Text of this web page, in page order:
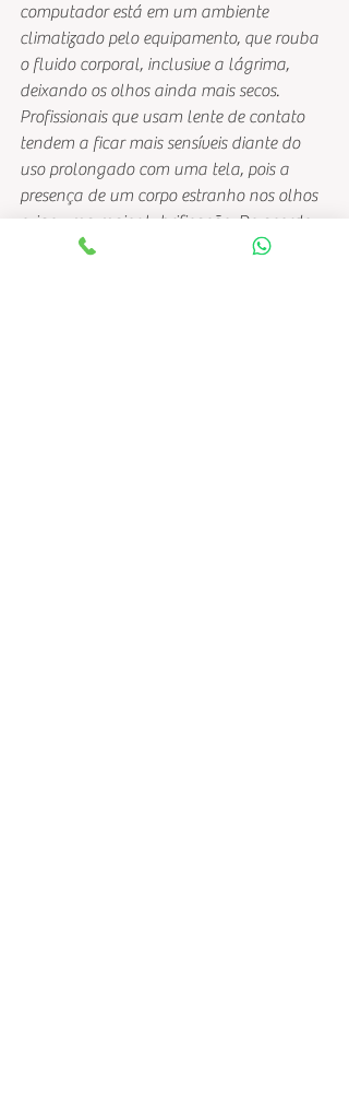
computador está em um ambiente
climatizado pelo equipamento, que rouba
o fluido corporal, inclusive a lágrima,
deixando os olhos ainda mais secos.
Profissionais que usam lente de contato
tendem a ficar mais sensíveis diante do
uso prolongado com uma tela, pois a
presença de um corpo estranho nos olhos
exige uma maior lubrificação. De acordo
com o oftalmologista da Santa Casa,